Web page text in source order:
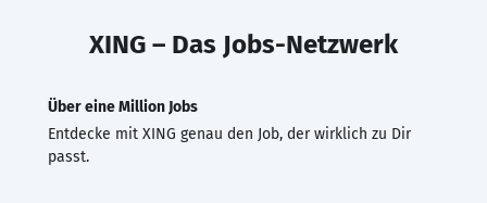
XING – Das Jobs-Netzwerk
Über eine Million Jobs
Entdecke mit XING genau den Job, der wirklich zu Dir
passt.